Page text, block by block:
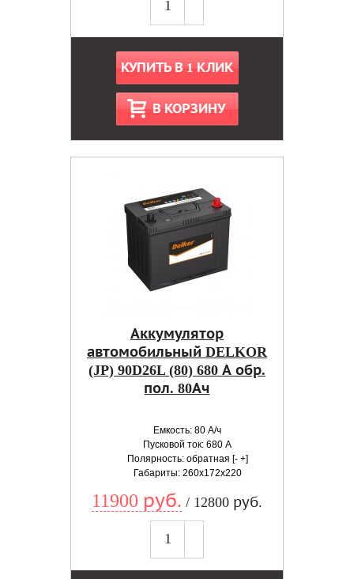
КУПИТЬ В 1 КЛИК
В КОРЗИНУ
Аккумулятор
автомобильный DELKOR
(JP) 90D26L (80) 680 А обр.
пол. 80Ач
Емкость: 80 А/ч
Пусковой ток: 680 А
Полярность: обратная [- +]
Габариты: 260x172x220
11900 руб. / 12800 руб.